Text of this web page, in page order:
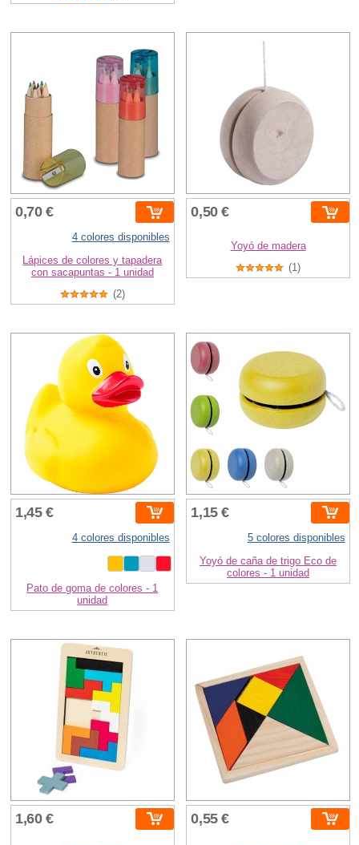
0,70 €
4 colores disponibles
Lápices de colores y tapadera
con sacapuntas - 1 unidad
(2)
0,50 €
Yoyó de madera
(1)
1,45 €
4 colores disponibles
Pato de goma de colores - 1
unidad
1,15 €
5 colores disponibles
Yoyó de caña de trigo Eco de
colores - 1 unidad
1,60 € 0,55 €